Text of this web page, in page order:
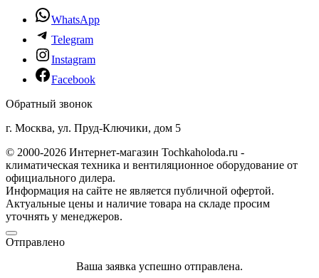
WhatsApp
Telegram
Instagram
Facebook
Обратный звонок
г. Москва, ул. Пруд-Ключики, дом 5
© 2000-2026 Интернет-магазин Tochkaholoda.ru -
климатическая техника и вентиляционное оборудование от
официального дилера.
Информация на сайте не является публичной офертой.
Актуальные цены и наличие товара на складе просим
уточнять у менеджеров.
Отправлено
Ваша заявка успешно отправлена.